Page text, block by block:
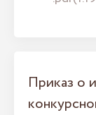
Приказ о